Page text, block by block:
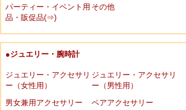
パーティー・イベント用
品・販促品(⇒)
その他
●ジュエリー・腕時計
ジュエリー・アクセサリ
ー（女性用）
ジュエリー・アクセサリ
ー（男性用）
男女兼用アクセサリー
ペアアクセサリー